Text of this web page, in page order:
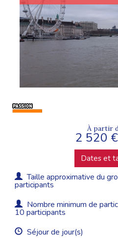
À partir
2 520
Dates et
Taille approximative du
participants
Nombre minimum de
10 participants
Séjour de jour(s)